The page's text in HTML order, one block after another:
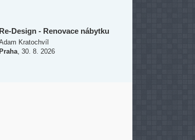
Re-Design - Renovace nábytku
Kratochvíl
Praha 30. 8. 2026